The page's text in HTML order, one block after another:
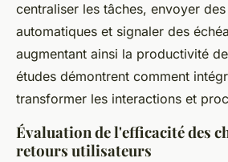
centraliser les tâches, envoyer
automatiques et signaler des
augmentant ainsi la productivité
études démontrent comment
transformer les interactions et
Évaluation de l'efficacité des
retours utilisateurs